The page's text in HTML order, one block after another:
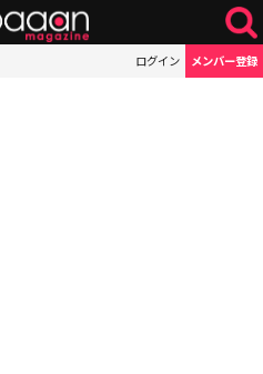
ログイン メンバー登録